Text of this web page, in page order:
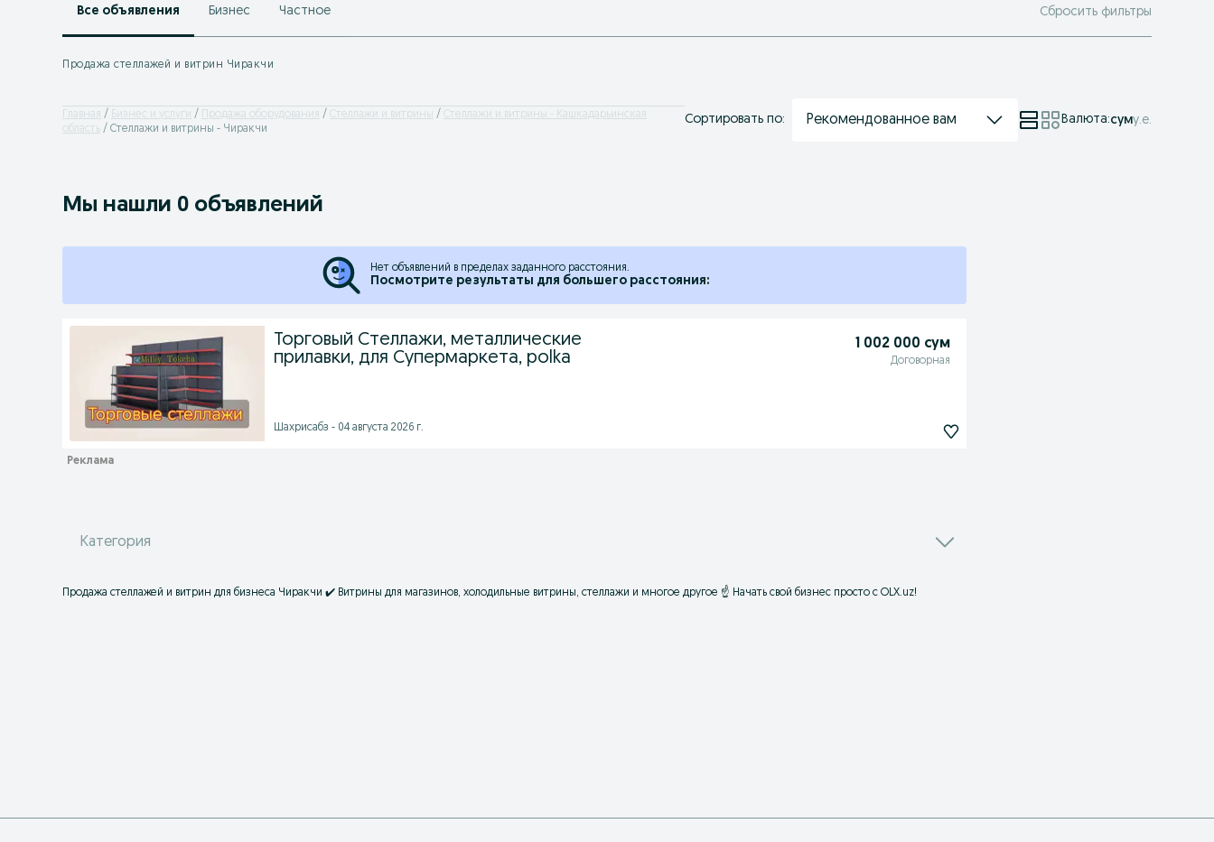
Все объявления Бизнес Частное Сбросить фильтры
Продажа стеллажей и витрин Чиракчи
Главная Бизнес и услуги Продажа оборудования Стеллажи и витрины
Стеллажи и витрины - Кашкадарьинская
область
Стеллажи и витрины - Чиракчи
Сортировать по: Рекомендованное вам Валюта:суму.е.
Мы нашли 0 объявлений
Нет объявлений в пределах заданного расстояния.
Посмотрите результаты для большего расстояния:
Торговый Стеллажи, металлические
прилавки, для Супермаркета, polka
1 002 000 сум
Договорная
Шахрисабз - 04 августа 2026 г.
Категория
Продажа стеллажей и витрин для бизнеса Чиракчи ✔️ Витрины для магазинов, холодильные витрины, стеллажи и многое другое ☝ Начать свой бизнес просто с OLX.uz!